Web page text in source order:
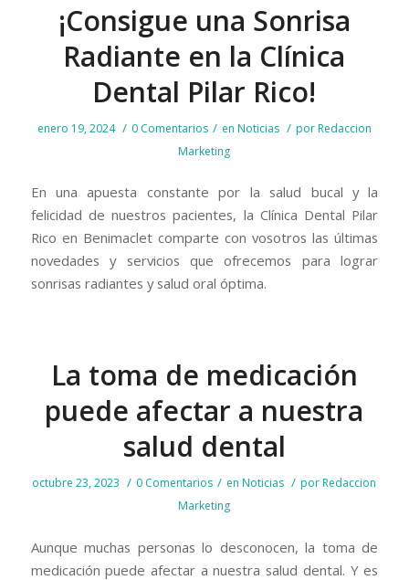
¡Consigue una Sonrisa
Radiante en la Clínica
Dental Pilar Rico!
enero 19, 2024 / 0 Comentarios / en Noticias / por Redaccion
Marketing
En una apuesta constante por la salud bucal y la
felicidad de nuestros pacientes, la Clínica Dental Pilar
Rico en Benimaclet comparte con vosotros las últimas
novedades y servicios que ofrecemos para lograr
sonrisas radiantes y salud oral óptima.
La toma de medicación
puede afectar a nuestra
salud dental
octubre 23, 2023 / 0 Comentarios / en Noticias / por Redaccion
Marketing
Aunque muchas personas lo desconocen, la toma de
medicación puede afectar a nuestra salud dental. Y es